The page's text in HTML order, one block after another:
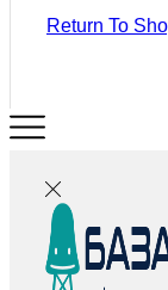
Return To